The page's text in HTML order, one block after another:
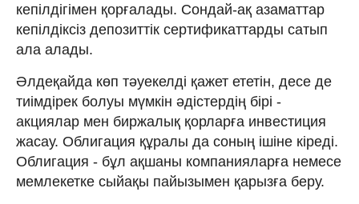
кепілдігімен қорғалады. Сондай-ақ азаматтар
кепілдіксіз депозиттік сертификаттарды сатып
ала алады.
Әлдеқайда көп тәуекелді қажет ететін, десе де
тиімдірек болуы мүмкін әдістердің бірі -
акциялар мен биржалық қорларға инвестиция
жасау. Облигация құралы да соның ішіне кіреді.
Облигация - бұл ақшаны компанияларға немесе
мемлекетке сыйақы пайызымен қарызға беру.